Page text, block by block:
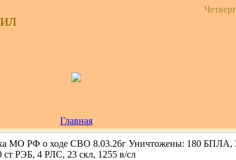
Главная
МО РФ о ходе СВО 8.03.26г Уничтожены: 180 БПЛА,
РЭБ, 4 РЛС, 23 скл, 1255 в/сл